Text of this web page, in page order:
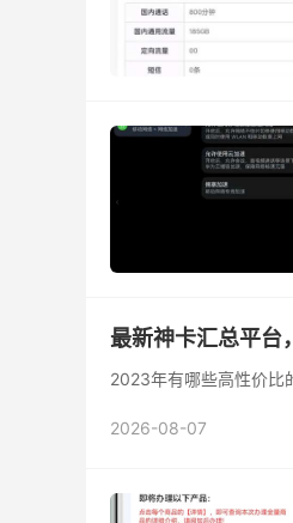
最新神卡汇总平台
2023年有哪些高性价比
2026-08-07